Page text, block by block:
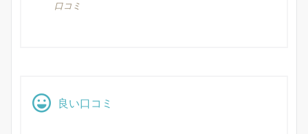
口コミ
良い口コミ